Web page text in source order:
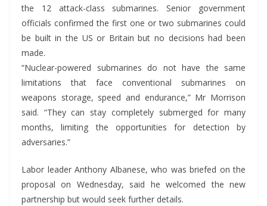
the 12 attack-class submarines. Senior government
officials confirmed the first one or two submarines could
be built in the US or Britain but no decisions had been
made.
“Nuclear-powered submarines do not have the same
limitations that face conventional submarines on
weapons storage, speed and endurance,” Mr Morrison
said. “They can stay completely submerged for many
months, limiting the opportunities for detection by
adversaries.”
Labor leader Anthony Albanese, who was briefed on the
proposal on Wednesday, said he welcomed the new
partnership but would seek further details.